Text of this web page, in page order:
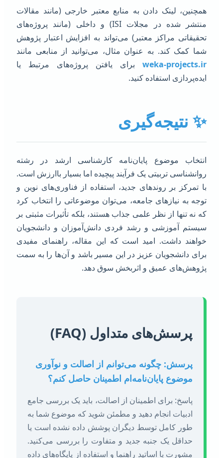
لینک دادن به منابع معتبر خارجی (مانند مقالات
منتشر شده در مجلات ISI) و داخلی (مانند پروژه‌های
مراکز معتبر) می‌تواند به افزایش اعتبار پژوهش
کمک کند. به عنوان مثال، می‌توانید از منابعی مانند
weka-برای یافتن پروژه‌های مرتبط یا
استفاده کنید.
نتیجه‌گیری
موضوع پایان‌نامه کارشناسی ارشد در رشته
تربیتی یک فرآیند پیچیده اما بسیار باارزش است.
تمرکز بر روندهای جدید، استفاده از فناوری‌های نوین و
به نیازهای جامعه، می‌توان موضوعاتی را انتخاب کرد
نه تنها از نظر علمی جذاب هستند، بلکه تأثیرات مثبتی بر
آموزشی و رشد فردی دانش‌آموزان و دانشجویان
داشت. امید است که این مقاله، راهنمای مفیدی
دانشجویان عزیز در این مسیر باشد و آن‌ها را به سمت
عمیق و اثربخش سوق دهد.
پرسش‌های متداول (FAQ)
پرسش: چگونه می‌توانم از اصالت و نوآوری
موضوع پایان‌نامه‌ام اطمینان حاصل کنم؟
پاسخ: برای اطمینان از اصالت، باید یک بررسی جامع
ادبیات انجام دهید و مطمئن شوید که موضوع شما به
طور کامل توسط دیگران پوشش داده نشده است یا
حداقل یک جنبه جدید و متفاوت را بررسی می‌کنید.
مشورت با اساتید راهنما و استفاده از پایگاه‌های داده